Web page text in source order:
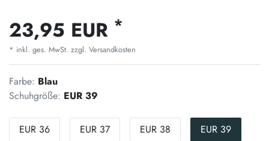
23,95 EUR *
* inkl. ges. MwSt. zzgl. Versandkosten
Farbe: Blau
Schuhgröße: EUR 39
EUR 36 EUR 37 EUR 38 EUR 39